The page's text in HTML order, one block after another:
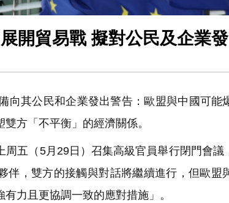
開貿易戰 擬對公民及企業
向其公民和企業發出警告：歐盟與中國可能
方「不平衡」的經濟關係。
周五（5月29日）召集高級官員舉行閉門會
伴，雙方的接觸與對話將繼續進行，但歐盟
力且更協調一致的應對措施」。